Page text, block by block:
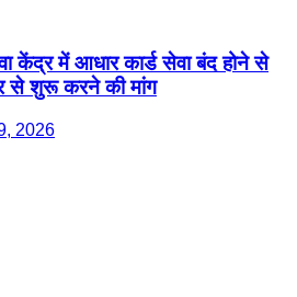
केंद्र में आधार कार्ड सेवा बंद होने से
से शुरू करने की मांग
2026